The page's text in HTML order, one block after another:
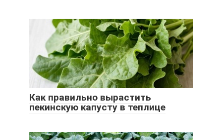
Как правильно вырастить
пекинскую капусту в теплице